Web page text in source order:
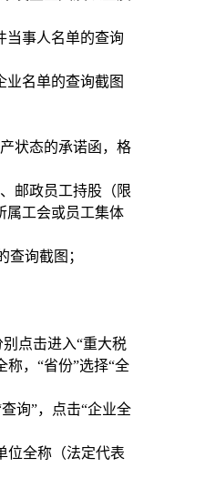
当事人名单的查询
业名单的查询截图
状态的承诺函，格
邮政员工持股（限
属工会或员工集体
查询截图；
别点击进入“重大税
称，“省份”选择“全
询”，点击“企业全
位全称（法定代表